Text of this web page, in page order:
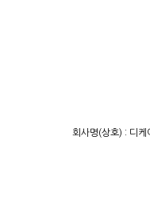
회사명(상호) : 디